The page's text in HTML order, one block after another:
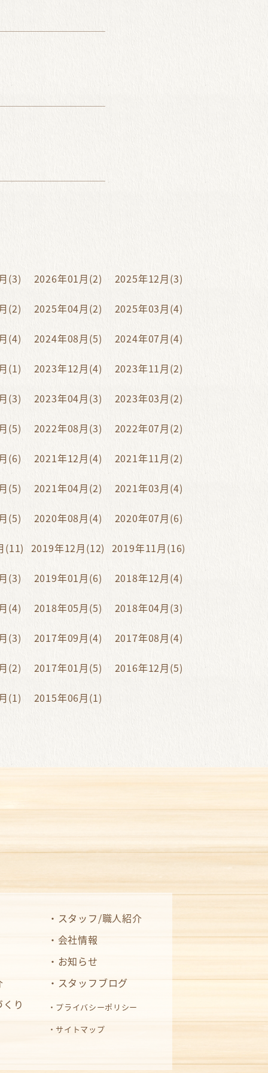
(3) 2026年01月(2) 2025年12月(3)
(2) 2025年04月(2) 2025年03月(4)
(4) 2024年08月(5) 2024年07月(4)
(1) 2023年12月(4) 2023年11月(2)
(3) 2023年04月(3) 2023年03月(2)
(5) 2022年08月(3) 2022年07月(2)
(6) 2021年12月(4) 2021年11月(2)
(5) 2021年04月(2) 2021年03月(4)
(5) 2020年08月(4) 2020年07月(6)
(11) 2019年12月(12) 2019年11月(16)
(3) 2019年01月(6) 2018年12月(4)
(4) 2018年05月(5) 2018年04月(3)
(3) 2017年09月(4) 2017年08月(4)
(2) 2017年01月(5) 2016年12月(5)
(1) 2015年06月(1)
り
スタッフ/職人紹介
会社情報
お知らせ
スタッフブログ
プライバシーポリシー
サイトマップ